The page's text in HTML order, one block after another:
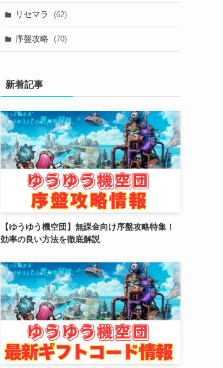
(2)
(2)
(3)
(4)
(4)
(2)
(1)
(4)
(6)
(3)
(2)
(4)
リセマラ (62)
序盤攻略 (70)
新着記事
【ゆうゆう機空団】無課金向け序盤攻略特集！
効率の良い方法を徹底解説